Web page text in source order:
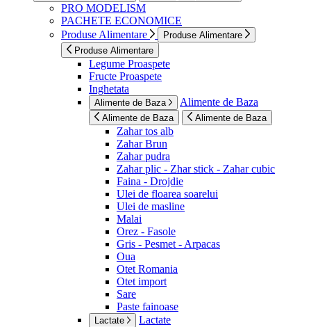
PRO MODELISM
PACHETE ECONOMICE
Produse Alimentare
Produse Alimentare
Produse Alimentare
Legume Proaspete
Fructe Proaspete
Inghetata
Alimente de Baza Alimente de Baza
Alimente de Baza Alimente de Baza
Zahar tos alb
Zahar Brun
Zahar pudra
Zahar plic - Zhar stick - Zahar cubic
Faina - Drojdie
Ulei de floarea soarelui
Ulei de masline
Malai
Orez - Fasole
Gris - Pesmet - Arpacas
Oua
Otet Romania
Otet import
Sare
Paste fainoase
Lactate Lactate